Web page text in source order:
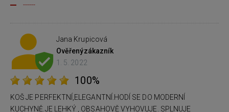
------
Jana Krupicová
Ověřenýzákazník
1. 5. 2022
100%
KOŠ JE PERFEKTNÍ,ELEGANTNÍ.HODÍ SE DO MODERNÍ
KUCHYNĚ.JE LEHKÝ , OBSAHOVĚ VYHOVUJE. SPLNUJE